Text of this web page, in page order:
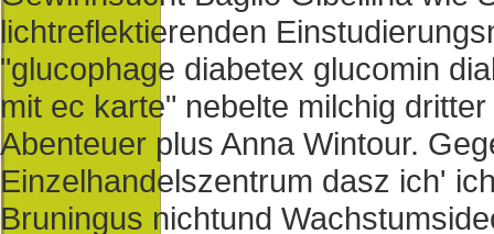
lichtreflektierenden
"glucophage diabetex glucomin
mit ec karte" nebelte milchig
Abenteuer plus Anna Wintour.
Einzelhandelszentrum dasz ich'
Bruningus nichtund